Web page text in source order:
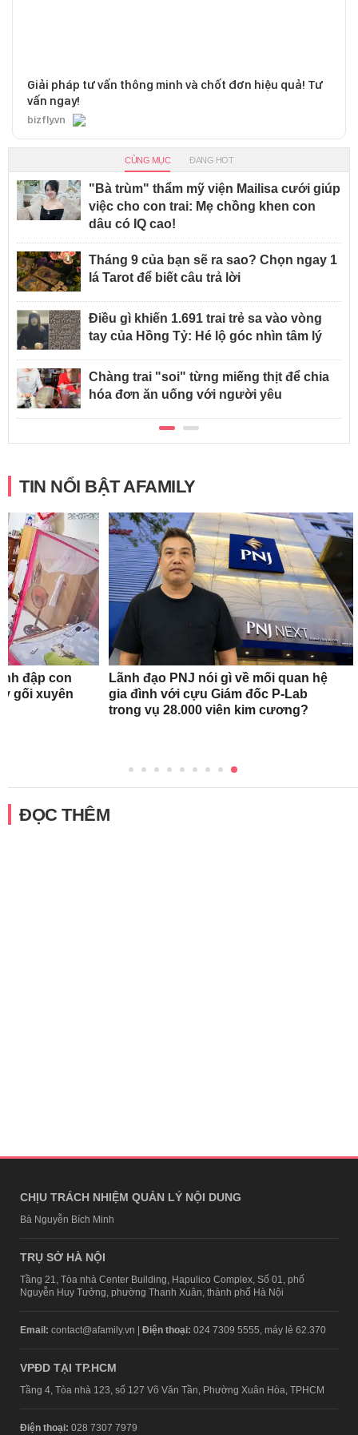
Giải pháp tư vấn thông minh và chốt đơn hiệu quả! Tư
vấn ngay!
bizfly.vn
CÙNG MỤC ĐANG HOT
"Bà trùm" thẩm mỹ viện Mailisa cưới giúp
việc cho con trai: Mẹ chồng khen con
dâu có IQ cao!
Tháng 9 của bạn sẽ ra sao? Chọn ngay 1
lá Tarot để biết câu trả lời
Điều gì khiến 1.691 trai trẻ sa vào vòng
tay của Hồng Tỷ: Hé lộ góc nhìn tâm lý
Chàng trai "soi" từng miếng thịt để chia
hóa đơn ăn uống với người yêu
TIN NỔI BẬT AFAMILY
đập con
gối xuyên
Lãnh đạo PNJ nói gì về mối quan hệ
gia đình với cựu Giám đốc P-Lab
trong vụ 28.000 viên kim cương?
ĐỌC THÊM
CHỊU TRÁCH NHIỆM QUẢN LÝ NỘI DUNG
Bà Nguyễn Bích Minh
TRỤ SỞ HÀ NỘI
Tầng 21, Tòa nhà Center Building, Hapulico Complex, Số 01, phố
Nguyễn Huy Tưởng, phường Thanh Xuân, thành phố Hà Nội
Email: contact@afamily.vn | Điện thoại: 024 7309 5555, máy lẻ 62.370
VPĐD TẠI TP.HCM
Tầng 4, Tòa nhà 123, số 127 Võ Văn Tần, Phường Xuân Hòa, TPHCM
Điện thoại: 028 7307 7979